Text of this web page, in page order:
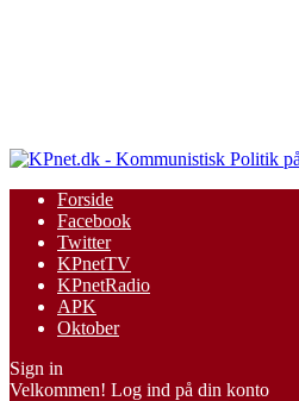
Forside
Facebook
Twitter
KPnetTV
KPnetRadio
APK
Oktober
Sign in
Velkommen! Log ind på din konto